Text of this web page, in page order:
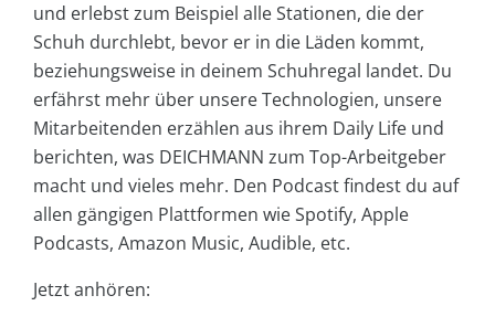
und erlebst zum Beispiel alle Stationen, die der
Schuh durchlebt, bevor er in die Läden kommt,
beziehungsweise in deinem Schuhregal landet. Du
erfährst mehr über unsere Technologien, unsere
Mitarbeitenden erzählen aus ihrem Daily Life und
berichten, was DEICHMANN zum Top-Arbeitgeber
macht und vieles mehr. Den Podcast findest du auf
allen gängigen Plattformen wie Spotify, Apple
Podcasts, Amazon Music, Audible, etc.
Jetzt anhören: